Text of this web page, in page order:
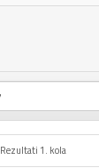
Rezultati 1. kola